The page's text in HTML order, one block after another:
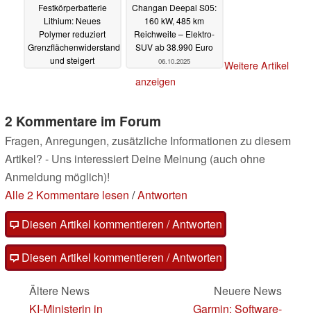
Festkörperbatterie
Lithium: Neues
Polymer reduziert
Grenzflächenwiderstand
und steigert
Changan Deepal S05:
160 kW, 485 km
Reichweite – Elektro-
SUV ab 38.990 Euro
06.10.2025
Weitere Artikel
anzeigen
2 Kommentare im Forum
Fragen, Anregungen, zusätzliche Informationen zu diesem
Artikel? - Uns interessiert Deine Meinung (auch ohne
Anmeldung möglich)!
Alle 2 Kommentare lesen /Antworten
Diesen Artikel kommentieren / Antworten
Diesen Artikel kommentieren / Antworten
Ältere News
KI-Ministerin in
Neuere News
Garmin: Software-